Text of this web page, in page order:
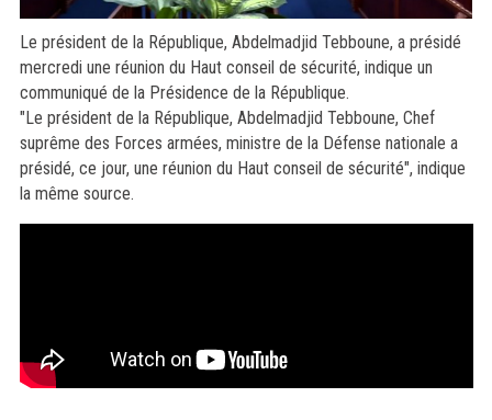
Le président de la République, Abdelmadjid Tebboune, a présidé
mercredi une réunion du Haut conseil de sécurité, indique un
communiqué de la Présidence de la République.
"Le président de la République, Abdelmadjid Tebboune, Chef
suprême des Forces armées, ministre de la Défense nationale a
présidé, ce jour, une réunion du Haut conseil de sécurité", indique
la même source.